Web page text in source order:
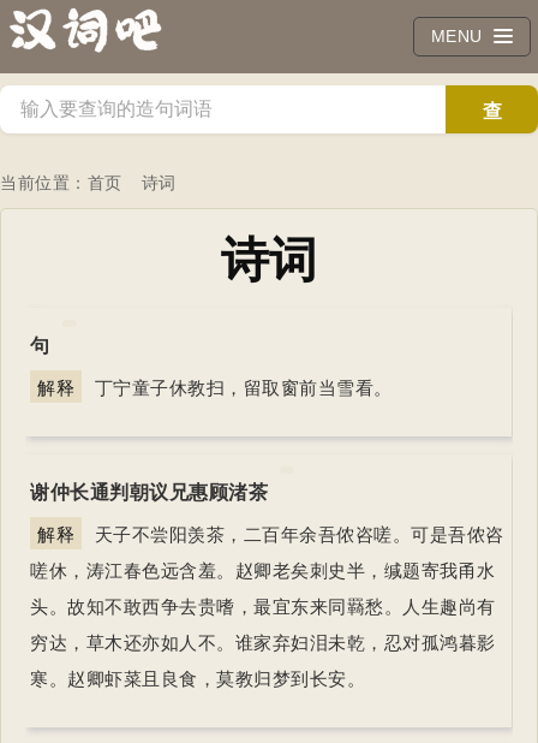
MENU
查
当前位置： 首页 诗词
诗词
句
解释 丁宁童子休教扫，留取窗前当雪看。
谢仲长通判朝议兄惠顾渚茶
解释
天子不尝阳羡茶，二百年余吾侬咨嗟。可是吾侬咨
嗟休，涛江春色远含羞。赵卿老矣刺史半，缄题寄我甬水
头。故知不敢西争去贵嗜，最宜东来同羇愁。人生趣尚有
穷达，草木还亦如人不。谁家弃妇泪未乾，忍对孤鸿暮影
寒。赵卿虾菜且良食，莫教归梦到长安。